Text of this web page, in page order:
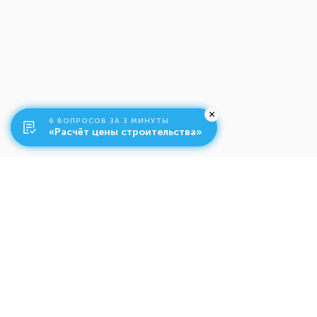
6 ВОПРОСОВ ЗА 3 МИНУТЫ
«Расчёт цены строительства»